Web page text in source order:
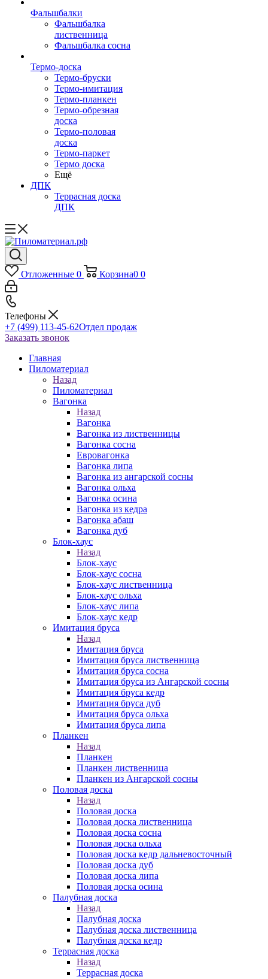
Фальшбалки
Фальшбалка
лиственница
Фальшбалка сосна
Термо-доска
Термо-бруски
Термо-имитация
Термо-планкен
Термо-обрезная
доска
Термо-половая
доска
Термо-паркет
Термо доска
Ещё
ДПК
Террасная доска
ДПК
Отложенные 0 Корзина0 0
Телефоны
+7 (499) 113-45-62Отдел продаж
Заказать звонок
Главная
Пиломатериал
Назад
Пиломатериал
Вагонка
Назад
Вагонка
Вагонка из лиственницы
Вагонка сосна
Евровагонка
Вагонка липа
Вагонка из ангарской сосны
Вагонка ольха
Вагонка осина
Вагонка из кедра
Вагонка абаш
Вагонка дуб
Блок-хаус
Назад
Блок-хаус
Блок-хаус сосна
Блок-хаус лиственница
Блок-хаус ольха
Блок-хаус липа
Блок-хаус кедр
Имитация бруса
Назад
Имитация бруса
Имитация бруса лиственница
Имитация бруса сосна
Имитация бруса из Ангарской сосны
Имитация бруса кедр
Имитация бруса дуб
Имитация бруса ольха
Имитация бруса липа
Планкен
Назад
Планкен
Планкен лиственница
Планкен из Ангарской сосны
Половая доска
Назад
Половая доска
Половая доска лиственница
Половая доска сосна
Половая доска ольха
Половая доска кедр дальневосточный
Половая доска дуб
Половая доска липа
Половая доска осина
Палубная доска
Назад
Палубная доска
Палубная доска лиственница
Палубная доска кедр
Террасная доска
Назад
Террасная доска